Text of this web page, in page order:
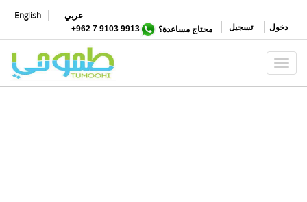
المحتوى
الرئيسي
English
عربي
تسجيل
دخول محتاج مساعدة؟ 9913 9103 7 962+
Toggle navigation